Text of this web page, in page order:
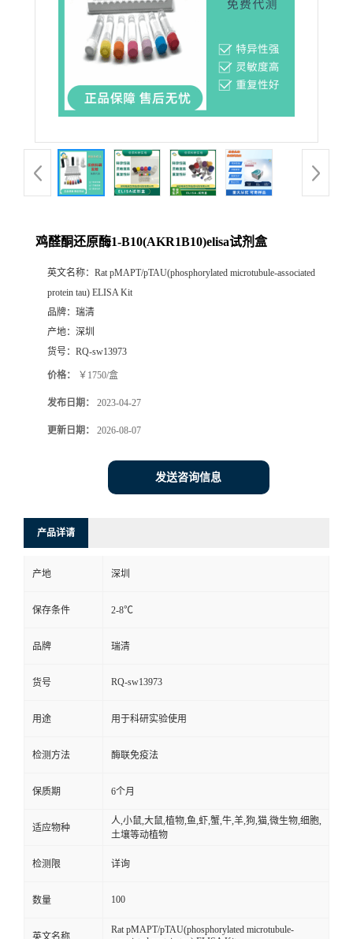
鸡醛酮还原酶1-B10(AKR1B10)elisa试剂盒
英文名称： Rat pMAPT/pTAU(phosphorylated microtubule-associated
protein tau) ELISA Kit
品牌： 瑞清
产地： 深圳
货号： RQ-sw13973
价格： ￥1750/盒
发布日期： 2023-04-27
更新日期： 2026-08-07
发送咨询信息
产品详请
产地 深圳
保存条件 2-8℃
品牌 瑞清
货号 RQ-sw13973
用途 用于科研实验使用
检测方法 酶联免疫法
保质期 6个月
适应物种
人,小鼠,大鼠,植物,鱼,虾,蟹,牛,羊,狗,猫,微生物,细胞,
土壤等动植物
检测限 详询
数量 100
Rat pMAPT/pTAU(phosphorylated microtubule-